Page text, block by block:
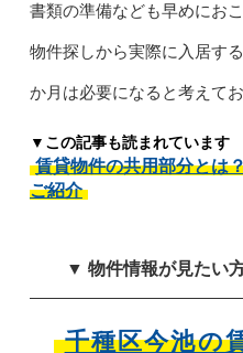
書類の準備なども早めにお
物件探しから実際に入居す
か月は必要になると考えてお
▼この記事も読まれています
賃貸物件の共用部分とは
ご紹介
▼ 物件情報が見たい
千種区今池の